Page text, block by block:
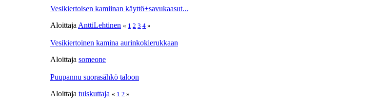
Vesikiertoisen kamiinan käyttö+savukaasut...
Aloittaja AnttiLehtinen « 1 2 3 4 »
Vesikiertoinen kamina aurinkokierukkaan
Aloittaja someone
Puupannu suorasähkö taloon
Aloittaja tuiskuttaja « 1 2 »